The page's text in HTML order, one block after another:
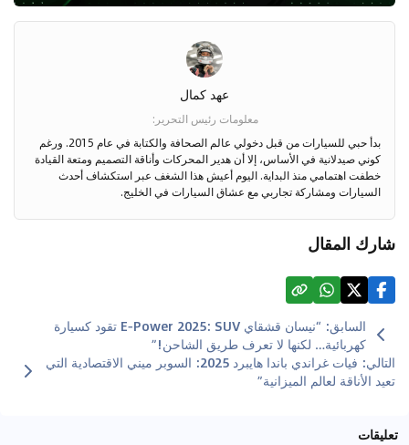
عهد كمال
معلومات رئيس التحرير :
بدأ حبي للسيارات من قبل دخولي عالم الصحافة والكتابة في عام 2015. ورغم
كوني صيدلانية في الأساس، إلا أن هدير المحركات وأناقة التصميم ومتعة القيادة
خطفت اهتمامي منذ البداية. اليوم أعيش هذا الشغف عبر استكشاف أحدث
السيارات ومشاركة تجاربي مع عشاق السيارات في الخليج.
شارك المقال
السابق:
“نيسان قشقاي E‑Power 2025: SUV تقود كسيارة
كهربائية… لكنها لا تعرف طريق الشاحن!”
التالي:
فيات غراندي باندا هايبرد 2025: السوبر ميني الاقتصادية التي
تعيد الأناقة لعالم الميزانية”
تعليقات